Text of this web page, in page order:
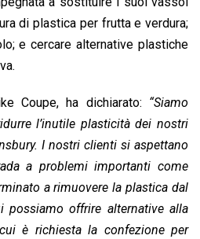
di plastica per frutta e verdura;
e cercare alternative plastiche
Coupe, ha dichiarato: “Siamo
l’inutile plasticità dei nostri
I nostri clienti si aspettano
a problemi importanti come
a rimuovere la plastica dal
offrire alternative alla
è richiesta la confezione per